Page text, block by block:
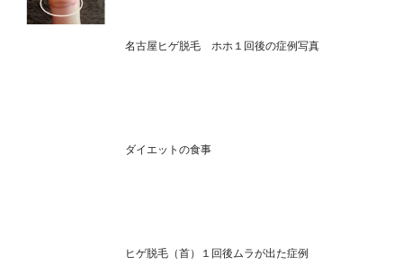
名古屋ヒゲ脱毛 ホホ１回後の症例写真
ダイエットの食事
ヒゲ脱毛（首）１回後ムラが出た症例